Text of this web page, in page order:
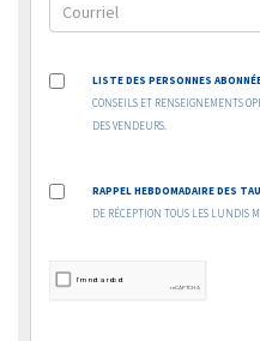
LISTE DES PERSONNES
CONSEILS ET RENSEIGNEMENTS
DES VENDEURS.
RAPPEL HEBDOMADAIRE DES
DE RÉCEPTION TOUS LES LUNDIS